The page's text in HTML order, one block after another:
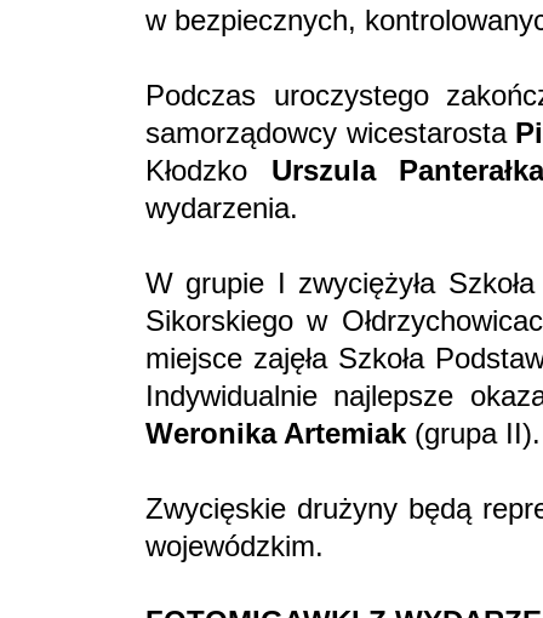
w bezpiecznych,
Podczas uroczystego
samorządowcy wicestarosta
Kłodzko Urszula
wydarzenia.
W grupie I zwyciężyła
Sikorskiego w
miejsce zajęła Szkoła
Indywidualnie najlepsze
Weronika Artemiak (grupa II).
Zwycięskie drużyny będą
wojewódzkim.